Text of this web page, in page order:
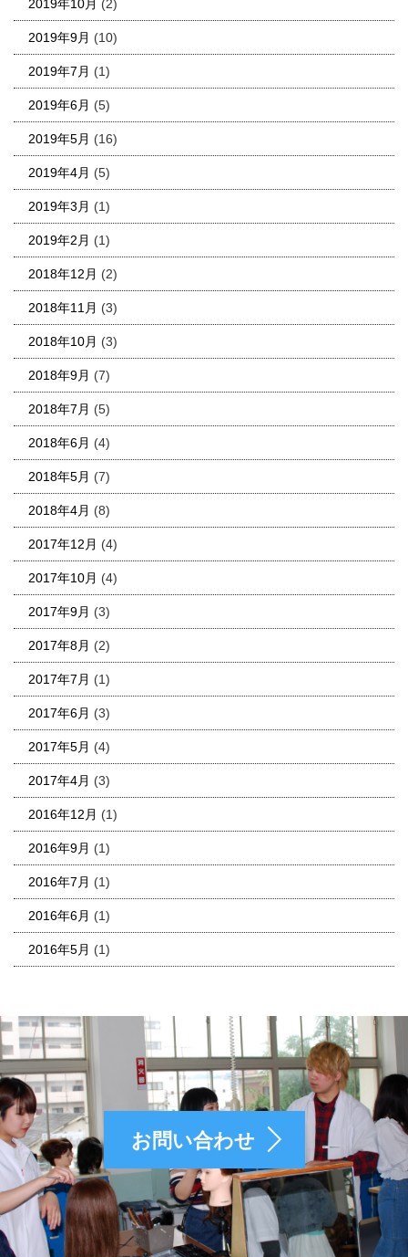
2019年10月 (2)
2019年9月 (10)
2019年7月 (1)
2019年6月 (5)
2019年5月 (16)
2019年4月 (5)
2019年3月 (1)
2019年2月 (1)
2018年12月 (2)
2018年11月 (3)
2018年10月 (3)
2018年9月 (7)
2018年7月 (5)
2018年6月 (4)
2018年5月 (7)
2018年4月 (8)
2017年12月 (4)
2017年10月 (4)
2017年9月 (3)
2017年8月 (2)
2017年7月 (1)
2017年6月 (3)
2017年5月 (4)
2017年4月 (3)
2016年12月 (1)
2016年9月 (1)
2016年7月 (1)
2016年6月 (1)
2016年5月 (1)
お問い合わせ